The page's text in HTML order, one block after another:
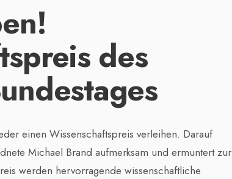
des
einen Wissenschaftspreis verleihen. Darauf
Michael Brand aufmerksam und ermuntert zur
werden hervorragende wissenschaftliche